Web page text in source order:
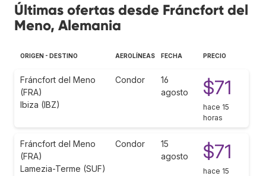
Últimas ofertas desde Fráncfort del
Meno, Alemania
ORIGEN - DESTINO AEROLÍNEAS FECHA PRECIO
Fráncfort del Meno
(FRA)
Ibiza (IBZ)
Condor
16
agosto
$71
hace 15
horas
Fráncfort del Meno
(FRA)
Lamezia-Terme (SUF)
Condor
15
agosto
$71
hace 15